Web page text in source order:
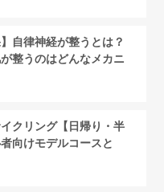
】自律神経が整うとは？
整うのはどんなメカニ
クリング【日帰り・半
向けモデルコースと